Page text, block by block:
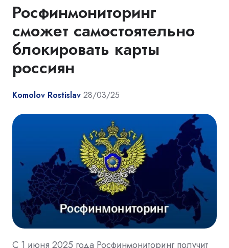
Росфинмониторинг
сможет самостоятельно
блокировать карты
россиян
Komolov Rostislav 28/03/25
С 1 июня 2025 года Росфинмониторинг получит